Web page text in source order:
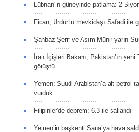
Lübnan'ın güneyinde patlama: 2
Fidan, Ürdünlü mevkidaşı Safadi ile
Şahbaz Şerif ve Asım Münir yarın
İran İçişleri Bakanı, Pakistan’ın
görüştü
Yemen: Suudi Arabistan’a ait petrol
vurduk
Filipinler'de deprem: 6.3 ile sallandı
Yemen’in başkenti Sana’ya hava